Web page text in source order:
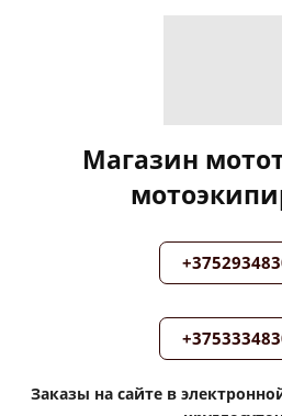
Магазин
Заказы на сайте в